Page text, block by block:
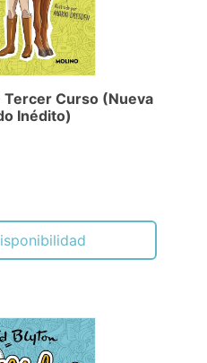
Curso (Nueva
Inédito)